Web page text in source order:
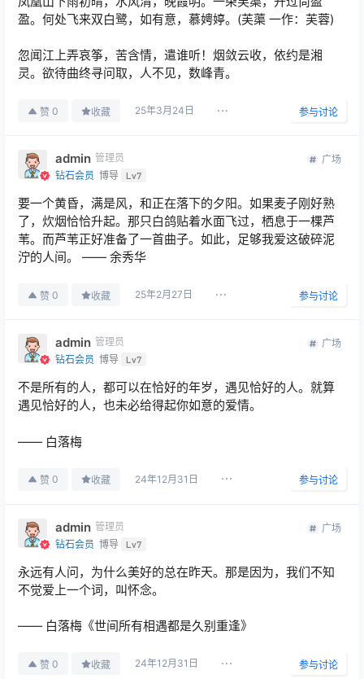
盈。何处飞来双白鹭，如有意，慕娉婷。(芙蕖 一作：芙蓉)
忽闻江上弄哀筝，苦含情，遣谁听！烟敛云收，依约是湘
灵。欲待曲终寻问取，人不见，数峰青。
赞 0 收藏 25年3月24日 参与讨论
admin 管理员
钻石会员 博导 Lv7
广场
要一个黄昏，满是风，和正在落下的夕阳。如果麦子刚好熟
了，炊烟恰恰升起。那只白鸽贴着水面飞过，栖息于一棵芦
苇。而芦苇正好准备了一首曲子。如此，足够我爱这破碎泥
泞的人间。 —— 余秀华
赞 0 收藏 25年2月27日 参与讨论
admin 管理员
钻石会员 博导 Lv7
广场
不是所有的人，都可以在恰好的年岁，遇见恰好的人。就算
遇见恰好的人，也未必给得起你如意的爱情。
—— 白落梅
赞 0 收藏 24年12月31日 参与讨论
admin 管理员
钻石会员 博导 Lv7
广场
永远有人问，为什么美好的总在昨天。那是因为，我们不知
不觉爱上一个词，叫怀念。
—— 白落梅《世间所有相遇都是久别重逢》
赞 0 收藏 24年12月31日 参与讨论